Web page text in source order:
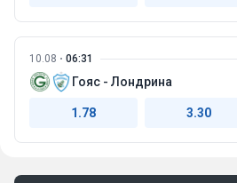
10.08 06:31
Гояс - Лондрина
1.78 3.30